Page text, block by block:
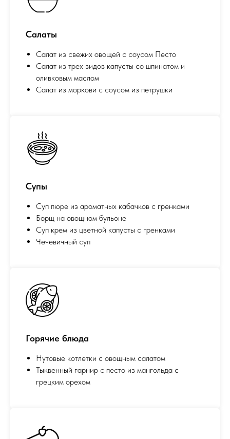
Салаты
Салат из свежих овощей с соусом Песто
Салат из трех видов капусты со шпинатом и
оливковым маслом
Салат из моркови с соусом из петрушки
Супы
Суп пюре из ароматных кабачков с гренками
Борщ на овощном бульоне
Суп крем из цветной капусты с гренками
Чечевичный суп
Горячие блюда
Нутовые котлетки с овощным салатом
Тыквенный гарнир с песто из мангольда с
грецким орехом